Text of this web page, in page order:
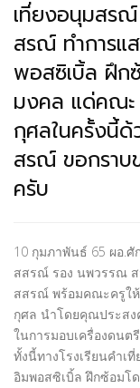
เที่ยงอนุมสรณ์
สรณ์ ทำการแ
พอสซิเบิ้ล ฝึก
มงคล แด่คณะ
กุศลในครั้งนี้ด้
สรณ์ ขอกรา
ครับ
10 กุมภาพันธ์ 65 ผอ.ศั
สสรณ์ รอง นพวรรณ ส
สสรณ์ พร้อมคณะครูใ
กุศล นำโดยคุณประส
ในการมอบเครื่องดนต
ทั้งนี้ทางโรงเรียนคำเ
อิมพอสซิเบิ้ล ฝึกซ้อม